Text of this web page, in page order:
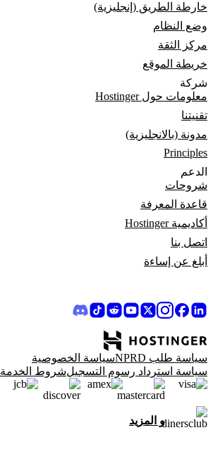
خارطة الطريق (إنجليزية)
وضع النظام
مركز الثقة
خريطة الموقع
شركة
معلومات حول Hostinger
تقنيتنا
مدونة (بالانجليزية)
Principles
الدعم
شروحات
قاعدة المعرفة
أكاديمية Hostinger
اتصل بنا
أبلغ عن إساءة
سياسة طلب NPRD
سياسة الخصوصية
سياسة استرداد رسوم التسجيلشروط الخدمة
و المزيد